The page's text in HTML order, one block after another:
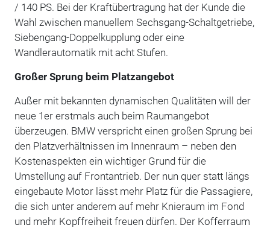
/ 140 PS. Bei der Kraftübertragung hat der Kunde die
Wahl zwischen manuellem Sechsgang-Schaltgetriebe,
Siebengang-Doppelkupplung oder eine
Wandlerautomatik mit acht Stufen.
Großer Sprung beim Platzangebot
Außer mit bekannten dynamischen Qualitäten will der
neue 1er erstmals auch beim Raumangebot
überzeugen. BMW verspricht einen großen Sprung bei
den Platzverhältnissen im Innenraum – neben den
Kostenaspekten ein wichtiger Grund für die
Umstellung auf Frontantrieb. Der nun quer statt längs
eingebaute Motor lässt mehr Platz für die Passagiere,
die sich unter anderem auf mehr Knieraum im Fond
und mehr Kopffreiheit freuen dürfen. Der Kofferraum